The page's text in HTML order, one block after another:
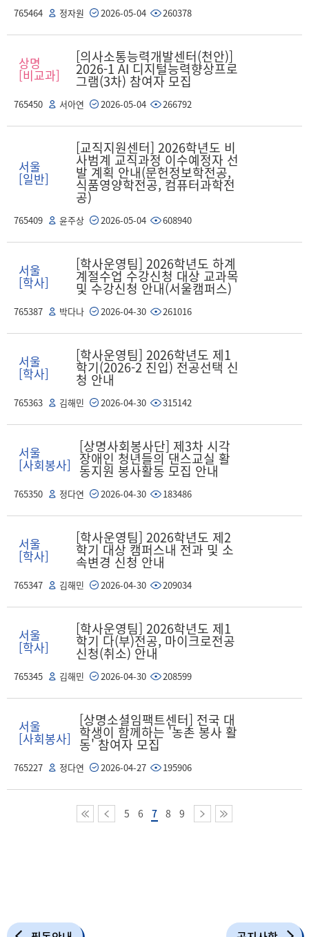
765464 정자원 2026-05-04 260378
상명
[비교과]
[의사소통능력개발센터(천안)]
2026-1 AI 디지털능력향상프로
그램(3차) 참여자 모집
765450 서아연 2026-05-04 266792
서울
[일반]
[교직지원센터] 2026학년도 비
사범계 교직과정 이수예정자 선
발 계획 안내(문헌정보학전공,
식품영양학전공, 컴퓨터과학전
공)
765409 윤주상 2026-05-04 608940
서울
[학사]
[학사운영팀] 2026학년도 하계
계절수업 수강신청 대상 교과목
및 수강신청 안내(서울캠퍼스)
765387 박다나 2026-04-30 261016
서울
[학사]
[학사운영팀] 2026학년도 제1
학기(2026-2 진입) 전공선택 신
청 안내
765363 김해민 2026-04-30 315142
서울
[사회봉사]
[상명사회봉사단] 제3차 시각
장애인 청년들의 댄스교실 활
동지원 봉사활동 모집 안내
765350 정다연 2026-04-30 183486
서울
[학사]
[학사운영팀] 2026학년도 제2
학기 대상 캠퍼스내 전과 및 소
속변경 신청 안내
765347 김해민 2026-04-30 209034
서울
[학사]
[학사운영팀] 2026학년도 제1
학기 다(부)전공, 마이크로전공
신청(취소) 안내
765345 김해민 2026-04-30 208599
서울
[사회봉사]
[상명소셜임팩트센터] 전국 대
학생이 함께하는 '농촌 봉사 활
동' 참여자 모집
765227 정다연 2026-04-27 195906
5 6 7 8 9